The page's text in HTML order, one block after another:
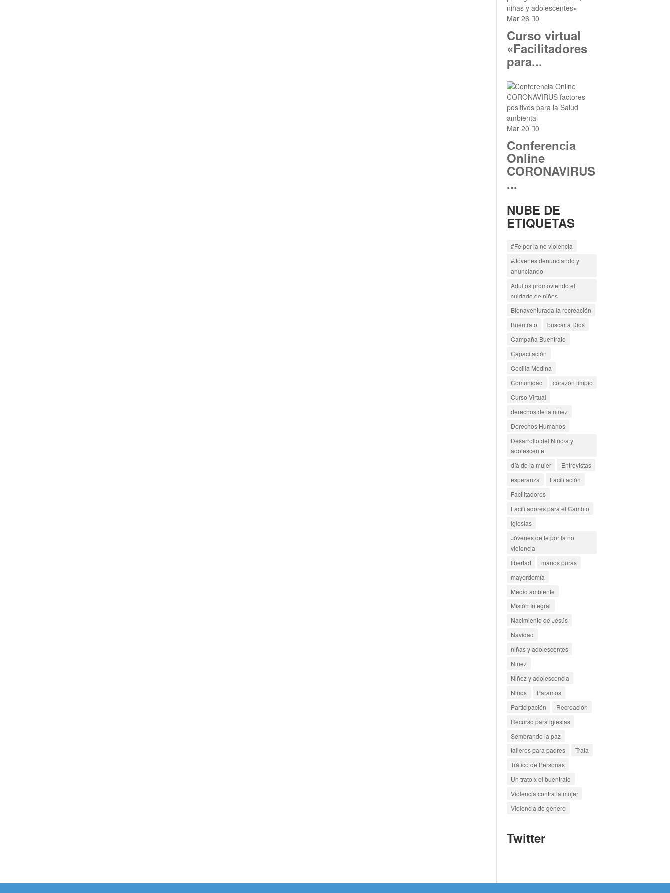
Mar 26 0
Curso virtual
«Facilitadores
para...
Mar 20 0
Conferencia
Online
CORONAVIRUS
...
NUBE DE
ETIQUETAS
#Fe por la no violencia
#Jóvenes denunciando y
anunciando
Adultos promoviendo el
cuidado de niños
Bienaventurada la recreación
Buentrato
buscar a Dios
Campaña Buentrato
Capacitación
Cecilia Medina
Comunidad
corazón limpio
Curso Virtual
derechos de la niñez
Derechos Humanos
Desarrollo del Niño/a y
adolescente
día de la mujer
Entrevistas
esperanza
Facilitación
Facilitadores
Facilitadores para el Cambio
Iglesias
Jóvenes de fe por la no
violencia
libertad
manos puras
mayordomía
Medio ambiente
Misión Integral
Nacimiento de Jesús
Navidad
niñas y adolescentes
Niñez
Niñez y adolescencia
Niños
Paramos
Participación
Recreación
Recurso para iglesias
Sembrando la paz
talleres para padres
Trata
Tráfico de Personas
Un trato x el buentrato
Violencia contra la mujer
Violencia de género
Twitter